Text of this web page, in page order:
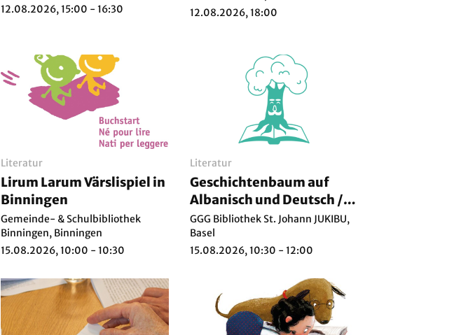
12.08.2026, 15:00 - 16:30
12.08.2026, 18:00
Literatur
Lirum Larum Värslispiel in
Binningen
Gemeinde- & Schulbibliothek
Binningen, Binningen
15.08.2026, 10:00 - 10:30
Literatur
Geschichtenbaum auf
Albanisch und Deutsch /
Shqip dhe gjermanisht
GGG Bibliothek St. Johann JUKIBU,
Basel
15.08.2026, 10:30 - 12:00